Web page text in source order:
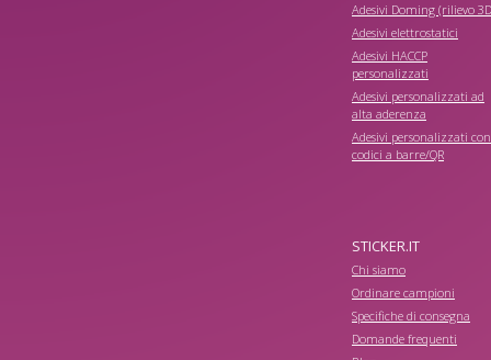
Adesivi Doming (rilievo
Adesivi elettrostatici
Adesivi HACCP
personalizzati
Adesivi personalizzati ad
alta aderenza
Adesivi personalizzati con
codici a barre/QR
STICKER.IT
Chi siamo
Ordinare campioni
Specifiche di consegna
Domande frequenti